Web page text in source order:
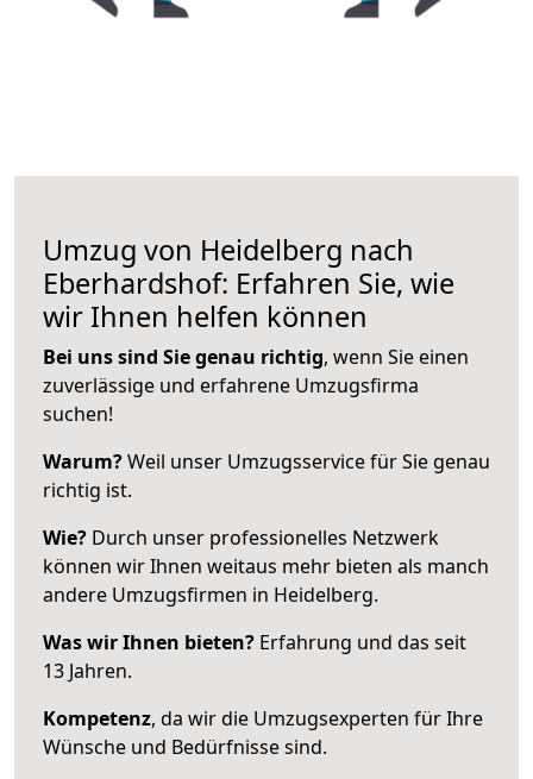
Umzug von Heidelberg nach
Eberhardshof: Erfahren Sie, wie
wir Ihnen helfen können
Bei uns sind Sie genau richtig, wenn Sie einen
zuverlässige und erfahrene Umzugsfirma
suchen!
Warum?Weil unser Umzugsservice für Sie genau
richtig ist.
Wie? Durch unser professionelles Netzwerk
können wir Ihnen weitaus mehr bieten als manch
andere Umzugsfirmen in Heidelberg.
Was wir Ihnen bieten? Erfahrung und das seit
13 Jahren.
Kompetenz, da wir die Umzugsexperten für Ihre
Wünsche und Bedürfnisse sind.